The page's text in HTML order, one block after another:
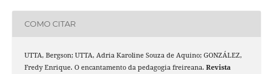
COMO CITAR
UTTA, Bergson; UTTA, Adria Karoline Souza de Aquino; GONZÁLEZ,
Fredy Enrique. O encantamento da pedagogia freireana. Revista